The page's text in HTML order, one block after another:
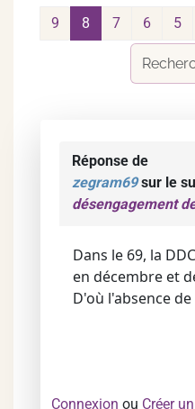
5
6
7
8
9
Réponse de
zegram69sur le
désengagement
Dans le 69, la
en décembre et
D'où l'absence
Connexion ou Créer